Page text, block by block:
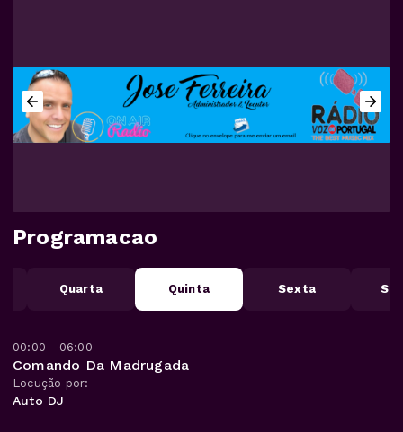
Programacao
Quarta Quinta Sexta
00:00 - 06:00
Comando Da Madrugada
Locução por:
Auto DJ